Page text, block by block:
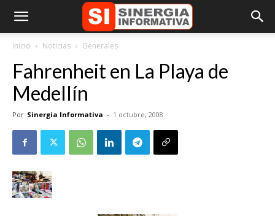
Inicio Noticias Generales
Fahrenheit en La Playa de
Medellín
Por Sinergia Informativa - 1 octubre, 2008